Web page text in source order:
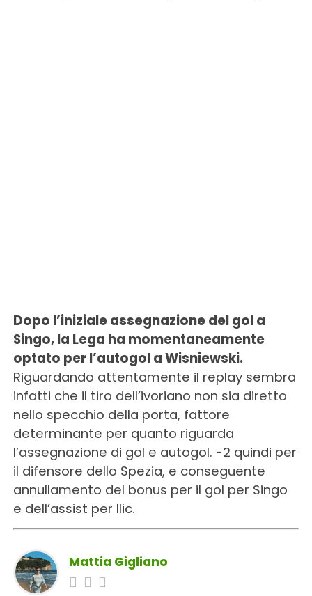
Dopo l’iniziale assegnazione del gol a
Singo, la Lega ha momentaneamente
optato per l’autogol a Wisniewski.
Riguardando attentamente il replay sembra
infatti che il tiro dell’ivoriano non sia diretto
nello specchio della porta, fattore
determinante per quanto riguarda
l’assegnazione di gol e autogol. -2 quindi per
il difensore dello Spezia, e conseguente
annullamento del bonus per il gol per Singo
e dell’assist per Ilic.
Mattia Gigliano